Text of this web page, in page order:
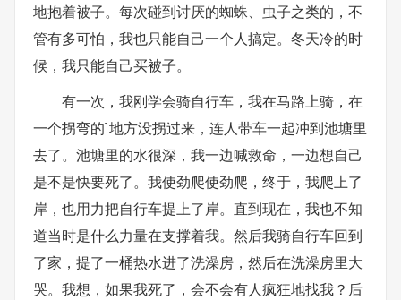
地抱着被子。每次碰到讨厌的蜘蛛、虫子之类的，不
管有多可怕，我也只能自己一个人搞定。冬天冷的时
候，我只能自己买被子。
有一次，我刚学会骑自行车，我在马路上骑，在
一个拐弯的`地方没拐过来，连人带车一起冲到池塘里
去了。池塘里的水很深，我一边喊救命，一边想自己
是不是快要死了。我使劲爬使劲爬，终于，我爬上了
岸，也用力把自行车提上了岸。直到现在，我也不知
道当时是什么力量在支撑着我。然后我骑自行车回到
了家，提了一桶热水进了洗澡房，然后在洗澡房里大
哭。我想，如果我死了，会不会有人疯狂地找我？后